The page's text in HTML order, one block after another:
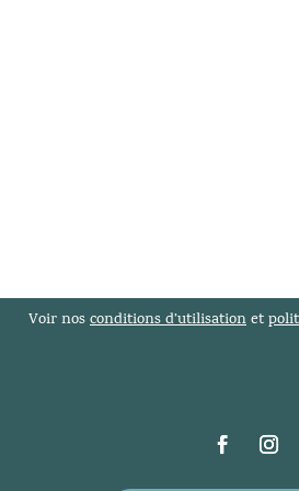
Voir nosconditions d’utilisationet